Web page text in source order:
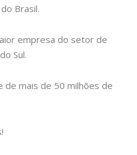
Brasil.
empresa do setor de
Sul.
de mais de 50 milhões de